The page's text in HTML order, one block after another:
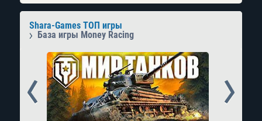
Shara-Games ТОП игры
База игры Money Racing
Prev